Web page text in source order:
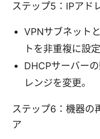
ステップ5：IPアド
VPNサブネット
トを非重複に設定
DHCPサーバー
レンジを変更。
ステップ6：機器の
ア